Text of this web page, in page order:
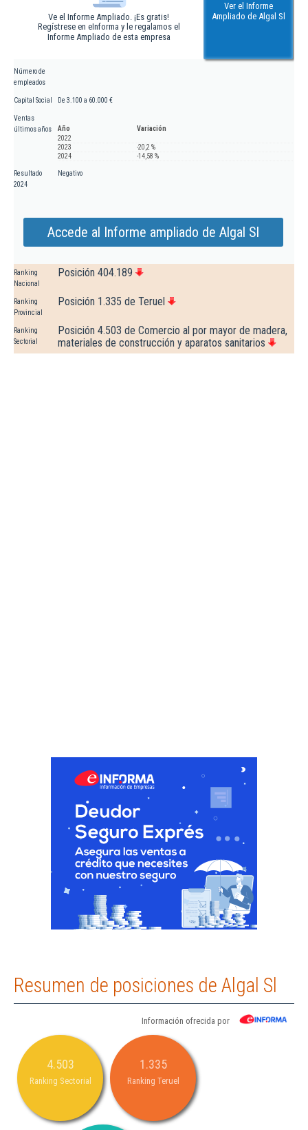
Ve el Informe Ampliado. ¡Es gratis!
Regístrese en eInforma y le regalamos el
Informe Ampliado de esta empresa
Ver el Informe
Ampliado de Algal Sl
Número de
empleados
Capital Social De 3.100 a 60.000 €
Ventas
últimos años
Año
Variación
2022
2023
-20,2 %
2024
-14,58 %
Resultado
2024
Negativo
Accede al Informe ampliado de Algal Sl
Ranking
Nacional
Posición 404.189
Ranking
Provincial
Posición 1.335 de Teruel
Ranking
Sectorial
Posición 4.503 de Comercio al por mayor de madera,
materiales de construcción y aparatos sanitarios
Resumen de posiciones de Algal Sl
Información ofrecida por
4.503
Ranking Sectorial
1.335
Ranking Teruel